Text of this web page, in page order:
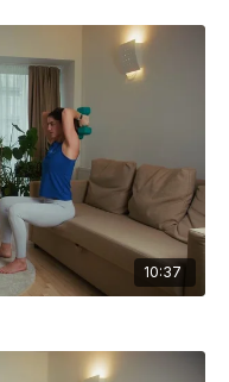
10:37